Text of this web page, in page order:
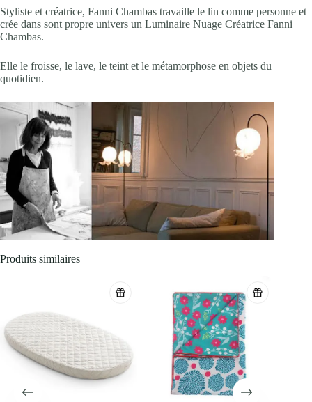
Styliste et créatrice, Fanni Chambas travaille le lin comme personne et
crée dans sont propre univers un Luminaire Nuage Créatrice Fanni
Chambas.
Elle le froisse, le lave, le teint et le métamorphose en objets du
quotidien.
Produits similaires